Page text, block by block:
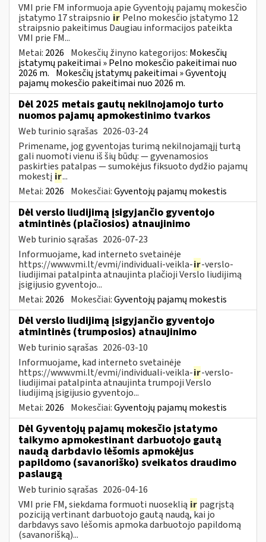
VMI prie FM informuoja apie Gyventojų pajamų mokesčio
įstatymo 17 straipsnio ir Pelno mokesčio įstatymo 12
straipsnio pakeitimus Daugiau informacijos pateikta
VMI prie FM...
Metai: 2026 Mokesčių žinyno kategorijos: Mokesčių
įstatymų pakeitimai » Pelno mokesčio pakeitimai nuo
2026 m. Mokesčių įstatymų pakeitimai » Gyventojų
pajamų mokesčio pakeitimai nuo 2026 m.
Dėl 2025 metais gautų nekilnojamojo turto
nuomos pajamų apmokestinimo tvarkos
Web turinio sąrašas 2026-03-24
Primename, jog gyventojas turimą nekilnojamąjį turtą
gali nuomoti vienu iš šių būdų: — gyvenamosios
paskirties patalpas — sumokėjus fiksuoto dydžio pajamų
mokestį ir...
Metai: 2026 Mokesčiai:Gyventojų pajamų mokestis
Dėl verslo liudijimą įsigyjančio gyventojo
atmintinės (plačiosios) atnaujinimo
Web turinio sąrašas 2026-07-23
Informuojame, kad interneto svetainėje
https://www.vmi.lt/evmi/individuali-veikla-ir-verslo-
liudijimai patalpinta atnaujinta plačioji Verslo liudijimą
įsigijusio gyventojo...
Metai: 2026 Mokesčiai:Gyventojų pajamų mokestis
Dėl verslo liudijimą įsigyjančio gyventojo
atmintinės (trumposios) atnaujinimo
Web turinio sąrašas 2026-03-10
Informuojame, kad interneto svetainėje
https://www.vmi.lt/evmi/individuali-veikla-ir-verslo-
liudijimai patalpinta atnaujinta trumpoji Verslo
liudijimą įsigijusio gyventojo...
Metai: 2026 Mokesčiai:Gyventojų pajamų mokestis
Dėl Gyventojų pajamų mokesčio įstatymo
taikymo apmokestinant darbuotojo gautą
naudą darbdavio lėšomis apmokėjus
papildomo (savanoriško) sveikatos draudimo
paslaugą
Web turinio sąrašas 2026-04-16
VMI prie FM, siekdama formuoti nuoseklią ir pagrįstą
poziciją vertinant darbuotojo gautą naudą, kai jo
darbdavys savo lėšomis apmoka darbuotojo papildomą
(savanorišką)...